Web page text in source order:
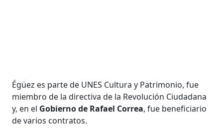
Égüez es parte de UNES Cultura y Patrimonio, fue
miembro de la directiva de la Revolución Ciudadana
y, en el Gobierno de Rafael Correa, fue beneficiario
de varios contratos.